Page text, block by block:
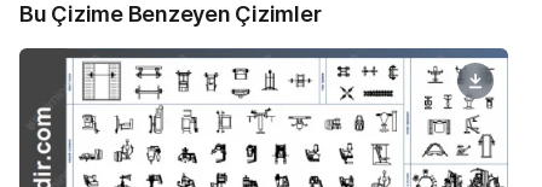
Bu Çizime Benzeyen Çizimler